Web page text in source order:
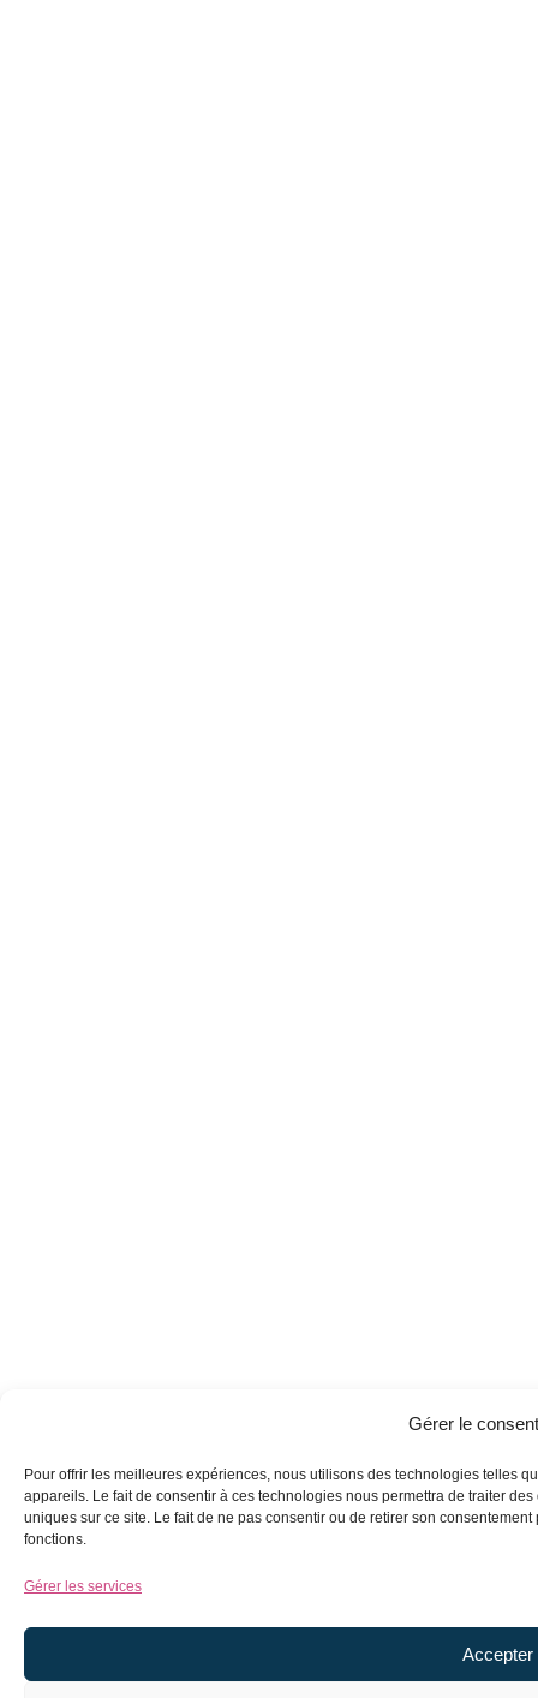
Gérer le
Pour offrir les meilleures expériences, nous utilisons des technologies telles
appareils. Le fait de consentir à ces technologies nous permettra de traiter
uniques sur ce site. Le fait de ne pas consentir ou de retirer son
fonctions.
Gérer les services
Accepter